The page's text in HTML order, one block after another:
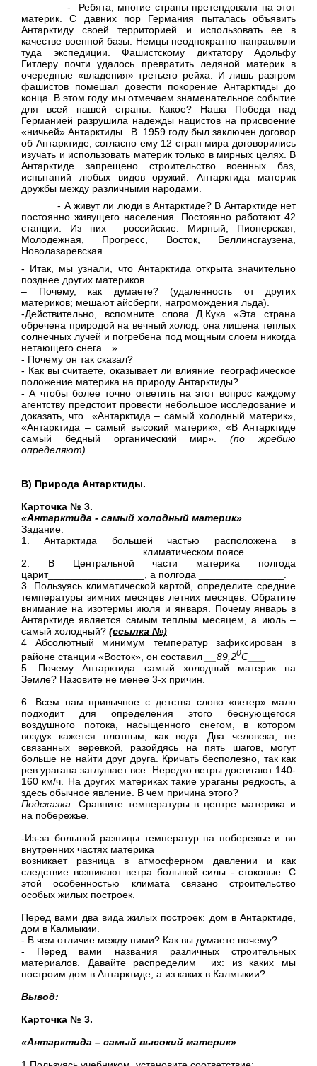
- Ребята, многие страны претендовали на этот
материк. С давних пор Германия пыталась объявить
Антарктиду своей территорией и использовать ее в
качестве военной базы. Немцы неоднократно направляли
туда экспедиции. Фашистскому диктатору Адольфу
Гитлеру почти удалось превратить ледяной материк в
очередные «владения» третьего рейха. И лишь разгром
фашистов помешал довести покорение Антарктиды до
конца. В этом году мы отмечаем знаменательное событие
для всей нашей страны. Какое? Наша Победа над
Германией разрушила надежды нацистов на присвоение
«ничьей» Антарктиды. В 1959 году был заключен договор
об Антарктиде, согласно ему 12 стран мира договорились
изучать и использовать материк только в мирных целях. В
Антарктиде запрещено строительство военных баз,
испытаний любых видов оружий. Антарктида материк
дружбы между различными народами.
- А живут ли люди в Антарктиде? В Антарктиде нет
постоянно живущего населения. Постоянно работают 42
станции. Из них российские: Мирный, Пионерская,
Молодежная, Прогресс, Восток, Беллинсгаузена,
Новолазаревская.
- Итак, мы узнали, что Антарктида открыта значительно
позднее других материков.
– Почему, как думаете? (удаленность от других
материков; мешают айсберги, нагромождения льда).
-Действительно, вспомните слова Д.Кука «Эта страна
обречена природой на вечный холод: она лишена теплых
солнечных лучей и погребена под мощным слоем никогда
нетающего снега…»
- Почему он так сказал?
- Как вы считаете, оказывает ли влияние географическое
положение материка на природу Антарктиды?
- А чтобы более точно ответить на этот вопрос каждому
агентству предстоит провести небольшое исследование и
доказать, что «Антарктида – самый холодный материк»,
«Антарктида – самый высокий материк», «В Антарктиде
самый бедный органический мир».(по жребию
определяют)
В) Природа Антарктиды.
Карточка № 3.
«Антарктида - самый холодный материк»
Задание:
1. Антарктида большей частью расположена в
_____________________ климатическом поясе.
2. В Центральной части материка полгода
царит_________________, а полгода _______________.
3. Пользуясь климатической картой, определите средние
температуры зимних месяцев летних месяцев. Обратите
внимание на изотермы июля и января. Почему январь в
Антарктиде является самым теплым месяцем, а июль –
самый холодный? (ссылка №)
4 Абсолютный минимум температур зафиксирован в
районе станции «Восток», он составил
__89,20С___
5. Почему Антарктида самый холодный материк на
Земле? Назовите не менее 3-х причин.
6. Всем нам привычное с детства слово «ветер» мало
подходит для определения этого беснующегося
воздушного потока, насыщенного снегом, в котором
воздух кажется плотным, как вода. Два человека, не
связанных веревкой, разойдясь на пять шагов, могут
больше не найти друг друга. Кричать бесполезно, так как
рев урагана заглушает все. Нередко ветры достигают 140-
160 км/ч . На других материках такие ураганы редкость, а
здесь обычное явление. В чем причина этого?
Подсказка: Сравните температуры в центре материка и
на побережье.
-Из-за большой разницы температур на побережье и во
внутренних частях материка
возникает разница в атмосферном давлении и как
следствие возникают ветра большой силы - стоковые. С
этой особенностью климата связано строительство
особых жилых построек.
Перед вами два вида жилых построек: дом в Антарктиде,
дом в Калмыкии.
- В чем отличие между ними? Как вы думаете почему?
- Перед вами названия различных строительных
материалов. Давайте распределим их: из каких мы
построим дом в Антарктиде, а из каких в Калмыкии?
Вывод:
Карточка № 3.
«Антарктида – самый высокий материк»